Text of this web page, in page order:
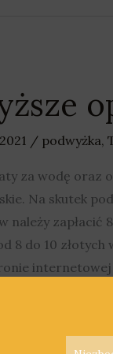
/ podwyżka,
za wodę
Na skutek
należy
8 do 10